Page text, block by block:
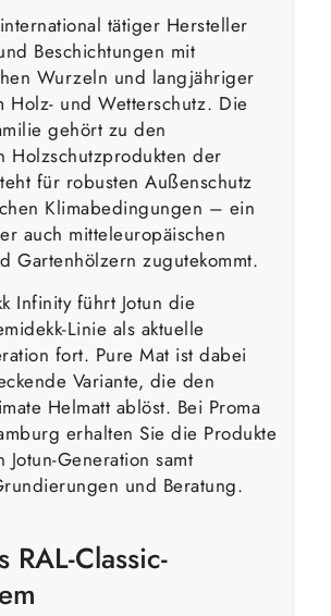
tätiger Hersteller
Beschichtungen mit
Wurzeln und langjähriger
Holz- und Wetterschutz. Die
gehört zu den
Holzschutzprodukten der
für robusten Außenschutz
Klimabedingungen – ein
auch mitteleuropäischen
Gartenhölzern zugutekommt.
Infinity führt Jotun die
Linie als aktuelle
fort. Pure Mat ist dabei
Variante, die den
Helmatt ablöst. Bei Proma
erhalten Sie die Produkte
Jotun-Generation samt
und Beratung.
RAL-Classic-